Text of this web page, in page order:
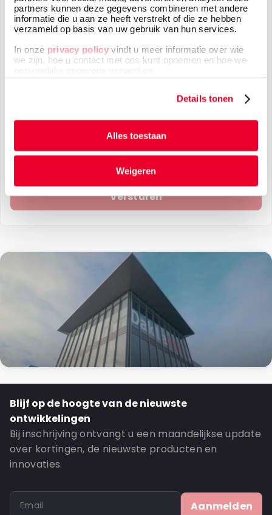
partners kunnen deze gegevens combineren met andere
informatie die u aan ze heeft verstrekt of die ze hebben
verzameld op basis van uw gebruik van hun services.
In onze privacy policy vindt u meer informatie over wie
we zijn, hoe u contact met ons kunt opnemen en hoe we
Details tonen
Alles toestaan
Weigeren
Telefoonnummer*
Blijf op de hoogte van de nieuwste
ontwikkelingen
Bij inschrijving ontvangt u een maandelijkse update
over kortingen, de nieuwste producten en
innovaties.
Aanmelden